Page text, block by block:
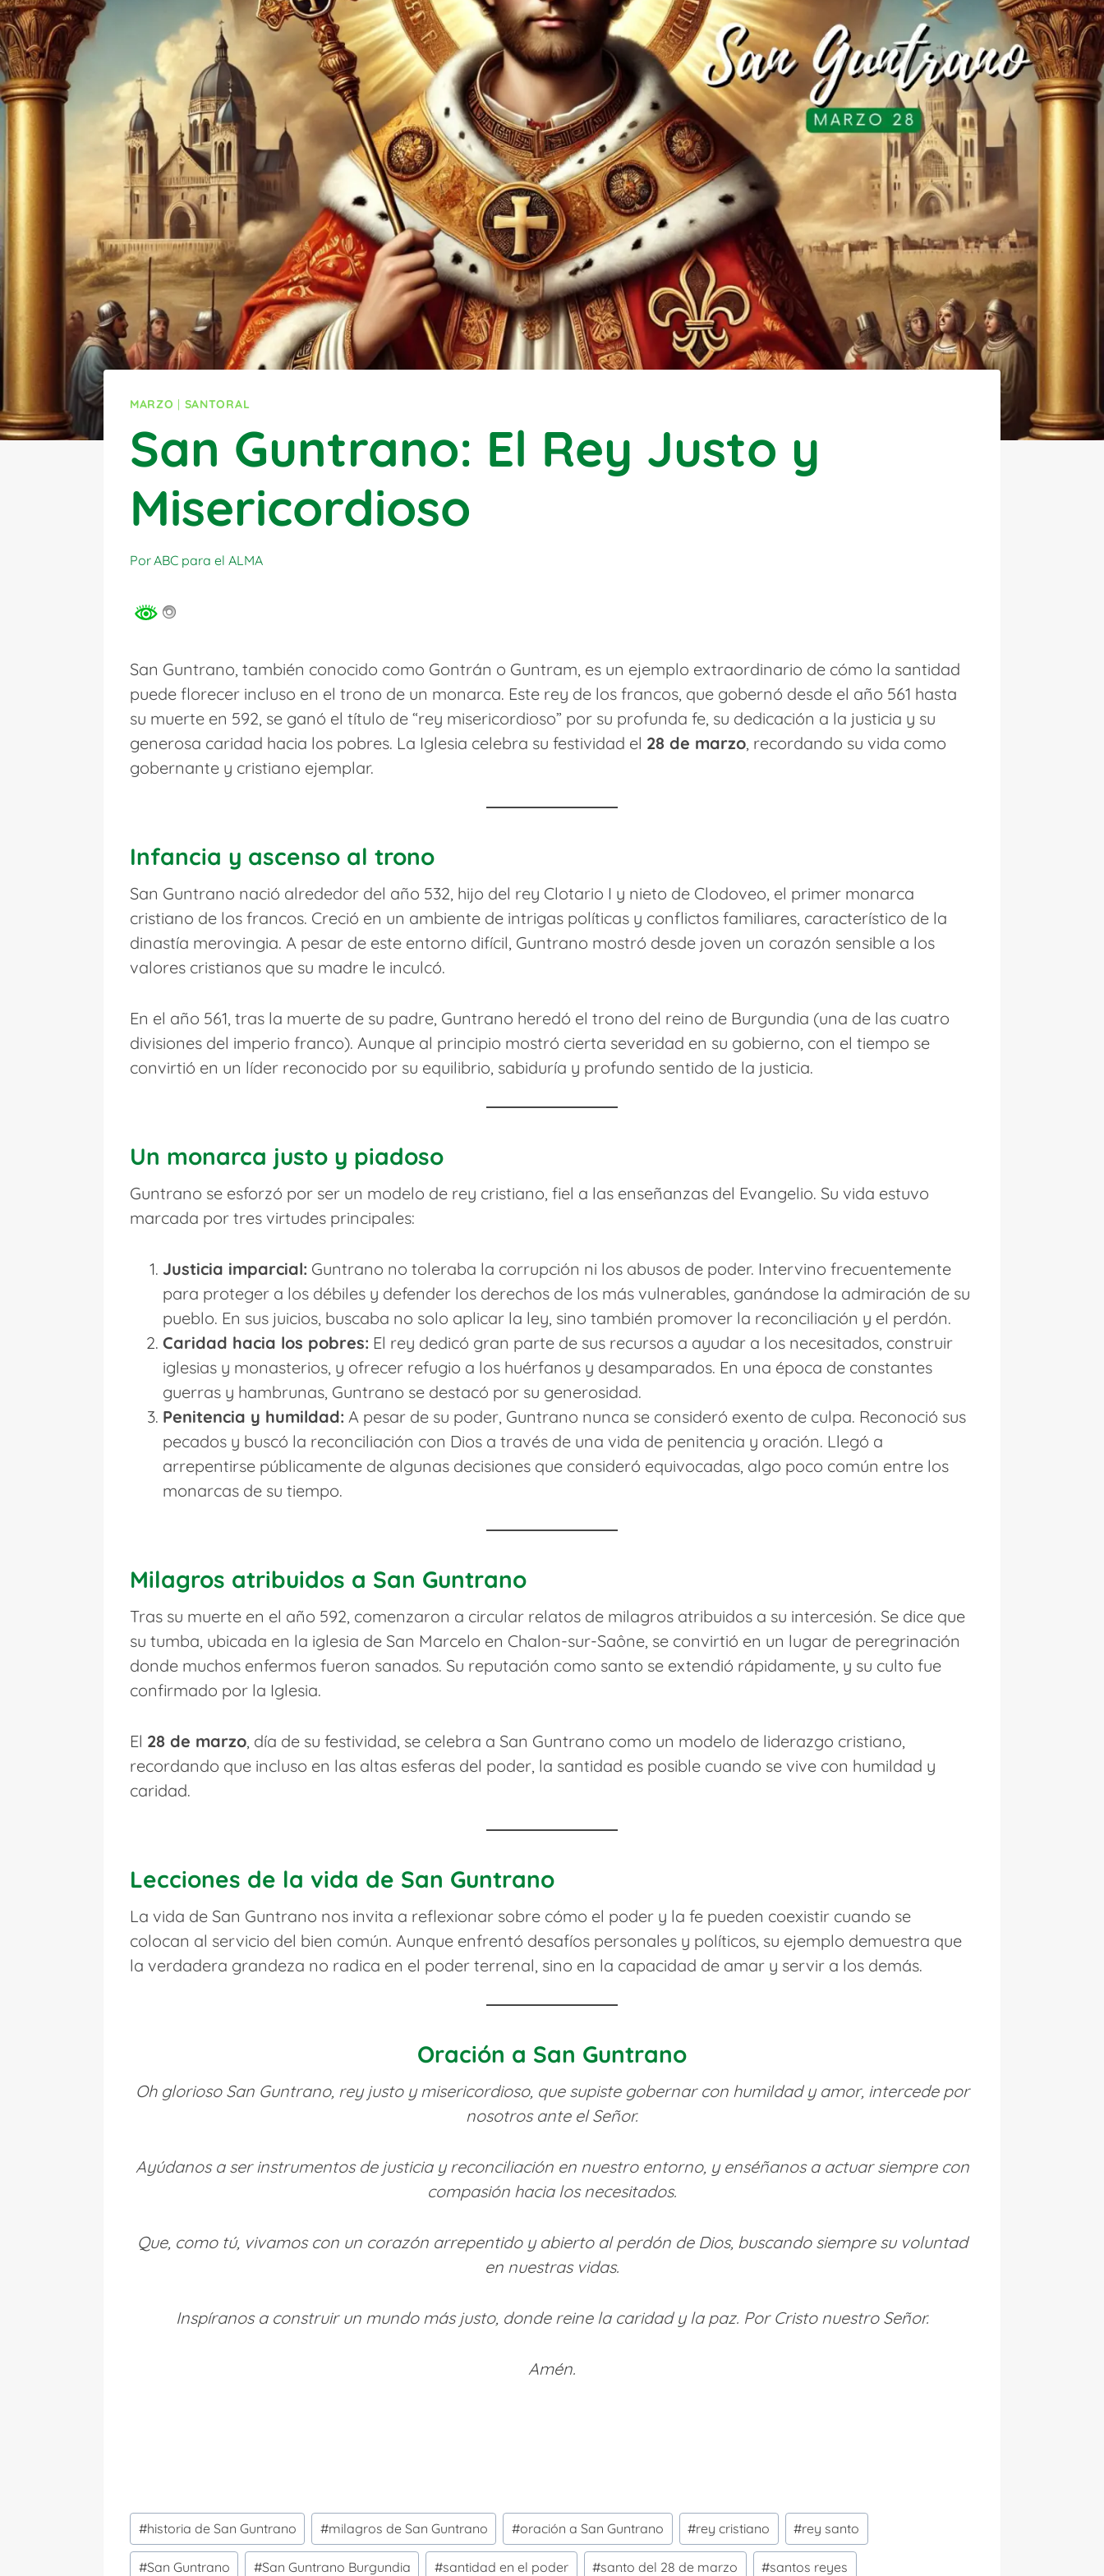
MARZO | SANTORAL
San Guntrano: El Rey Justo y
Misericordioso
PorABC para el ALMA
San Guntrano, también conocido como Gontrán o Guntram, es un ejemplo extraordinario de cómo la santidad
puede florecer incluso en el trono de un monarca. Este rey de los francos, que gobernó desde el año 561 hasta
su muerte en 592, se ganó el título de “rey misericordioso” por su profunda fe, su dedicación a la justicia y su
generosa caridad hacia los pobres. La Iglesia celebra su festividad el 28 de marzo, recordando su vida como
gobernante y cristiano ejemplar.
Infancia y ascenso al trono
San Guntrano nació alrededor del año 532, hijo del rey Clotario I y nieto de Clodoveo, el primer monarca
cristiano de los francos. Creció en un ambiente de intrigas políticas y conflictos familiares, característico de la
dinastía merovingia. A pesar de este entorno difícil, Guntrano mostró desde joven un corazón sensible a los
valores cristianos que su madre le inculcó.
En el año 561, tras la muerte de su padre, Guntrano heredó el trono del reino de Burgundia (una de las cuatro
divisiones del imperio franco). Aunque al principio mostró cierta severidad en su gobierno, con el tiempo se
convirtió en un líder reconocido por su equilibrio, sabiduría y profundo sentido de la justicia.
Un monarca justo y piadoso
Guntrano se esforzó por ser un modelo de rey cristiano, fiel a las enseñanzas del Evangelio. Su vida estuvo
marcada por tres virtudes principales:
Justicia imparcial: Guntrano no toleraba la corrupción ni los abusos de poder. Intervino frecuentemente
para proteger a los débiles y defender los derechos de los más vulnerables, ganándose la admiración de su
pueblo. En sus juicios, buscaba no solo aplicar la ley, sino también promover la reconciliación y el perdón.
Caridad hacia los pobres: El rey dedicó gran parte de sus recursos a ayudar a los necesitados, construir
iglesias y monasterios, y ofrecer refugio a los huérfanos y desamparados. En una época de constantes
guerras y hambrunas, Guntrano se destacó por su generosidad.
Penitencia y humildad: A pesar de su poder, Guntrano nunca se consideró exento de culpa. Reconoció sus
pecados y buscó la reconciliación con Dios a través de una vida de penitencia y oración. Llegó a
arrepentirse públicamente de algunas decisiones que consideró equivocadas, algo poco común entre los
monarcas de su tiempo.
Milagros atribuidos a San Guntrano
Tras su muerte en el año 592, comenzaron a circular relatos de milagros atribuidos a su intercesión. Se dice que
su tumba, ubicada en la iglesia de San Marcelo en Chalon-sur-Saône, se convirtió en un lugar de peregrinación
donde muchos enfermos fueron sanados. Su reputación como santo se extendió rápidamente, y su culto fue
confirmado por la Iglesia.
El 28 de marzo, día de su festividad, se celebra a San Guntrano como un modelo de liderazgo cristiano,
recordando que incluso en las altas esferas del poder, la santidad es posible cuando se vive con humildad y
caridad.
Lecciones de la vida de San Guntrano
La vida de San Guntrano nos invita a reflexionar sobre cómo el poder y la fe pueden coexistir cuando se
colocan al servicio del bien común. Aunque enfrentó desafíos personales y políticos, su ejemplo demuestra que
la verdadera grandeza no radica en el poder terrenal, sino en la capacidad de amar y servir a los demás.
Oración a San Guntrano
Oh glorioso San Guntrano, rey justo y misericordioso, que supiste gobernar con humildad y amor, intercede por
nosotros ante el Señor.
Ayúdanos a ser instrumentos de justicia y reconciliación en nuestro entorno, y enséñanos a actuar siempre con
compasión hacia los necesitados.
Que, como tú, vivamos con un corazón arrepentido y abierto al perdón de Dios, buscando siempre su voluntad
en nuestras vidas.
Inspíranos a construir un mundo más justo, donde reine la caridad y la paz. Por Cristo nuestro Señor.
Amén.
Etiquetas
de
la
#historia de San Guntrano #milagros de San Guntrano #oración a San Guntrano #rey cristiano #rey santo
#San Guntrano #San Guntrano Burgundia #santidad en el poder #santo del 28 de marzo #santos reyes